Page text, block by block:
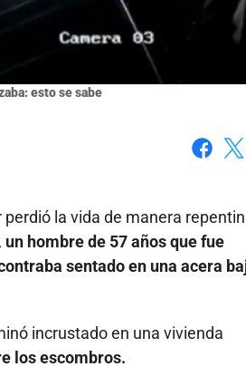
esto se sabe
la vida de manera
un hombre de 57 años que fue
sentado en una acera
incrustado en una vivienda
los escombros.